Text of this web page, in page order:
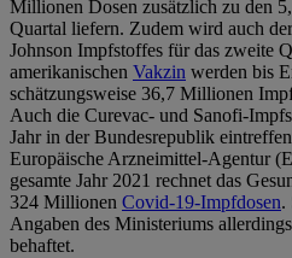
Millionen Dosen zusätzlich zu den
Quartal liefern. Zudem wird auch
Johnson Impfstoffes für das zweite
amerikanischen Vakzin werden bis
schätzungsweise 36,7 Millionen
Auch die Curevac- und Sanofi-
Jahr in der Bundesrepublik
Europäische Arzneimittel-Agentur
gesamte Jahr 2021 rechnet das
324 Millionen Covid-19-Impfdosen.
Angaben des Ministeriums
behaftet.